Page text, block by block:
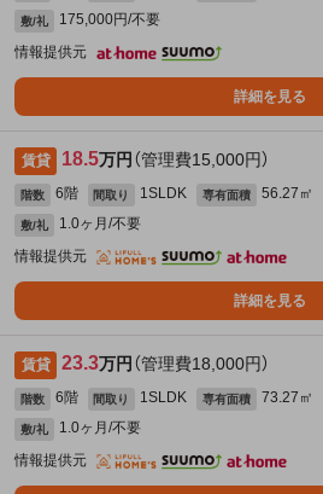
敷/礼
175,000円/不要
情報提供元
詳細を見る
賃貸 18.5万円 （管理費15,000円）
階数 6階 間取り 1SLDK 専有面積 56.27㎡
敷/礼
1.0ヶ月/不要
情報提供元
詳細を見る
賃貸 23.3万円 （管理費18,000円）
階数 6階 間取り 1SLDK 専有面積 73.27㎡
敷/礼
1.0ヶ月/不要
情報提供元